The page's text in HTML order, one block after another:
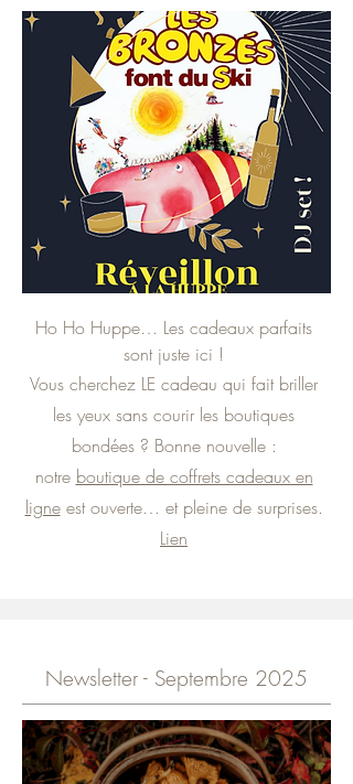
Ho Ho Huppe… Les cadeaux parfaits
sont juste ici !
Vous cherchez LE cadeau qui fait briller
les yeux sans courir les boutiques
bondées ? Bonne nouvelle :
notre boutique de coffrets cadeaux en
ligneest ouverte… et pleine de surprises.
Lien
Newsletter - Septembre 2025